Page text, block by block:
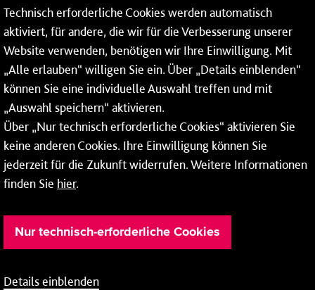
* Montags bis freitags bis 7 und ab 18 Uhr sowie an
Wochenenden und Feiertagen ganztags werden Ihre
Anrufe je nach Themenauswahl an ein Callcenter des
RMV oder von nextbike weitergeleitet. Dort erhalten Sie
ausschließlich Auskünfte zum Fahrplan bzw. zu
meinRad.
Technisch erforderliche Cookies werden automatisch
aktiviert, für andere, die wir für die Verbesserung unserer
Website verwenden, benötigen wir Ihre Einwilligung. Mit
„Alle erlauben“ willigen Sie ein. Über „Details einblenden“
können Sie eine individuelle Auswahl treffen und mit
„Auswahl speichern“ aktivieren.
Über „Nur technisch erforderliche Cookies“ aktivieren Sie
keine anderen Cookies. Ihre Einwilligung können Sie
jederzeit für die Zukunft widerrufen. Weitere Informationen
finden Sie hier.
Nur technisch-erforderliche Cookies
Details einblenden